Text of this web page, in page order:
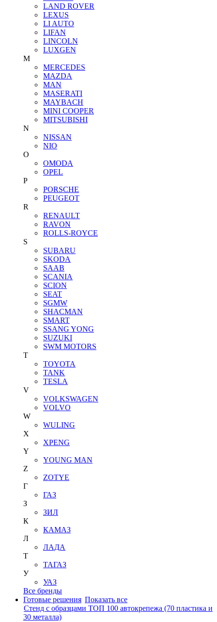
LAND ROVER
LEXUS
LI AUTO
LIFAN
LINCOLN
LUXGEN
M
MERCEDES
MAZDA
MAN
MASERATI
MAYBACH
MINI COOPER
MITSUBISHI
N
NISSAN
NIO
O
OMODA
OPEL
P
PORSCHE
PEUGEOT
R
RENAULT
RAVON
ROLLS-ROYCE
S
SUBARU
SKODA
SAAB
SCANIA
SCION
SEAT
SGMW
SHACMAN
SMART
SSANG YONG
SUZUKI
SWM MOTORS
T
TOYOTA
TANK
TESLA
V
VOLKSWAGEN
VOLVO
W
WULING
X
XPENG
Y
YOUNG MAN
Z
ZOTYE
Г
ГАЗ
З
ЗИЛ
К
КАМАЗ
Л
ЛАДА
Т
ТАГАЗ
У
УАЗ
Все бренды
Готовые решения Показать все
Стенд с образцами ТОП 100 автокрепежа (70 пластика и
30 металла)